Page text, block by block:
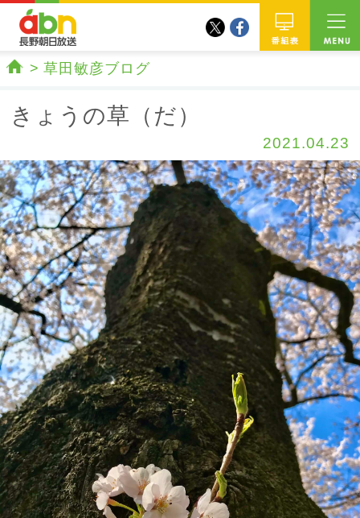
twitterfacebook
草田敏彦ブログ
きょうの草（だ）
2021.04.23